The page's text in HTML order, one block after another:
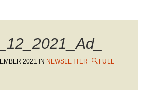
2021 IN NEWSLETTER
FULL